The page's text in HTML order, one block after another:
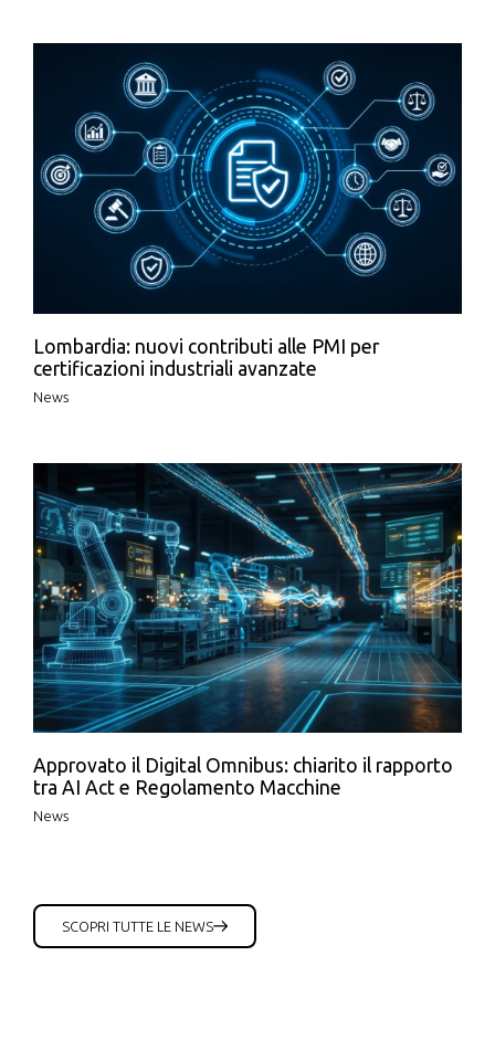
Lombardia: nuovi contributi alle PMI per
certificazioni industriali avanzate
News
Approvato il Digital Omnibus: chiarito il rapporto
tra AI Act e Regolamento Macchine
News
SCOPRI TUTTE LE NEWS